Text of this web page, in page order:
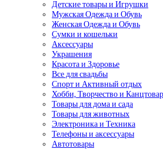
Детские товары и Игрушки
Мужская Одежда и Обувь
Женская Одежда и Обувь
Сумки и кошельки
Аксессуары
Украшения
Красота и Здоровье
Все для свадьбы
Спорт и Активный отдых
Хобби, Творчество и
Товары для дома и сада
Товары для животных
Электроника и Техника
Телефоны и аксессуары
Автотовары